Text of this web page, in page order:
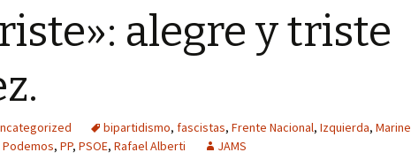
alegre y triste
bipartidismo, fascistas, Frente Nacional, Izquierda, Marine
Podemos, PP, PSOE, Rafael Alberti JAMS